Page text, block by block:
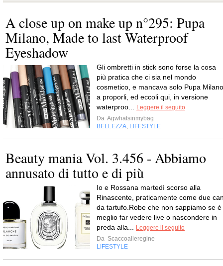
A close up on make up n°295: Pupa
Milano, Made to last Waterproof
Eyeshadow
Gli ombretti in stick sono forse la cosa
più pratica che ci sia nel mondo
cosmetico, e mancava solo Pupa Milano
a proporli, ed eccoli qui, in versione
waterproo...
Leggere il seguito
Da Agwhatsinmybag
BELLEZZA LIFESTYLE
Beauty mania Vol. 3.456 - Abbiamo
annusato di tutto e di più
Io e Rossana martedì scorso alla
Rinascente, praticamente come due
da tartufo.Robe che non sappiamo se è
meglio far vedere live o nascondere in
preda alla...
Leggere il seguito
Da Scaccoalleregine
LIFESTYLE